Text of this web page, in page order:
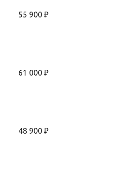
55 900 ₽
61 000 ₽
48 900 ₽